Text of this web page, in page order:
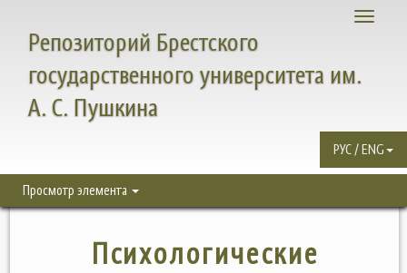
Toggle
Репозиторий Брестского
государственного университета им.
А. С. Пушкина
РУС / ENG
Просмотр элемента
Психологические